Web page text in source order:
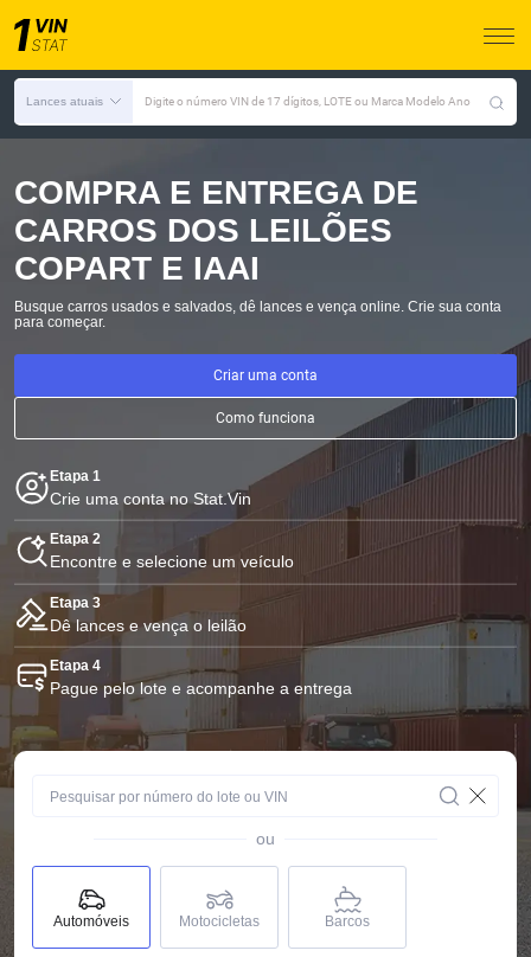
Lances atuais Digite o número VIN de 17 dígitos, LOTE ou Marca Modelo Ano
COMPRA E ENTREGA DE
CARROS DOS LEILÕES
COPART E IAAI
Busque carros usados e salvados, dê lances e vença online. Crie sua conta
para começar.
Criar uma conta
Como funciona
ou
Automóveis Motocicletas Barcos
Etapa 1
Crie uma conta no Stat.Vin
Etapa 2
Encontre e selecione um veículo
Etapa 3
Dê lances e vença o leilão
Etapa 4
Pague pelo lote e acompanhe a entrega